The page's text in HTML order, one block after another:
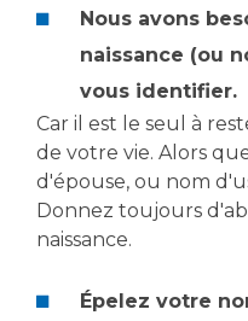
Culture à l'hôpital
Les associations
Livret d'accueil
Salon des familles
Transports sanitaires
Vos droits, vos devoirs
Chercheurs
La recherche clinique
Les structures de
Nous avons
naissance (ou
vous identifier.
Car il est le seul à
de votre vie. Alors
d'épouse, ou nom
Donnez toujours
naissance.
Épelez votre